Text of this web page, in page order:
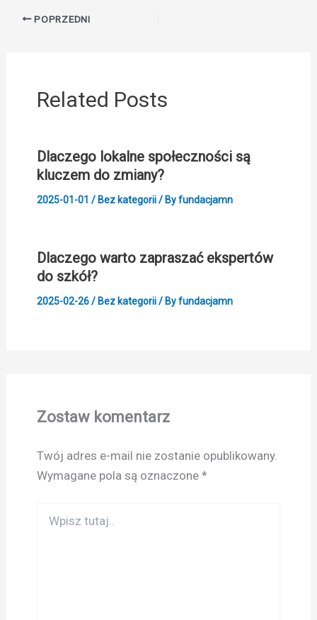
POPRZEDNI
Related Posts
Dlaczego lokalne społeczności są
kluczem do zmiany?
2025-01-01 / Bez kategorii/ Byfundacjamn
Dlaczego warto zapraszać ekspertów
do szkół?
2025-02-26/ Bez kategorii/ Byfundacjamn
Zostaw komentarz
Twój adres e-mail nie zostanie opublikowany.
Wymagane pola są oznaczone *
tutaj..